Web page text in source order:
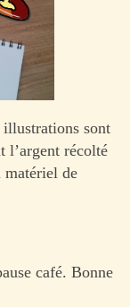
illustrations sont
l’argent récolté
matériel de
café. Bonne